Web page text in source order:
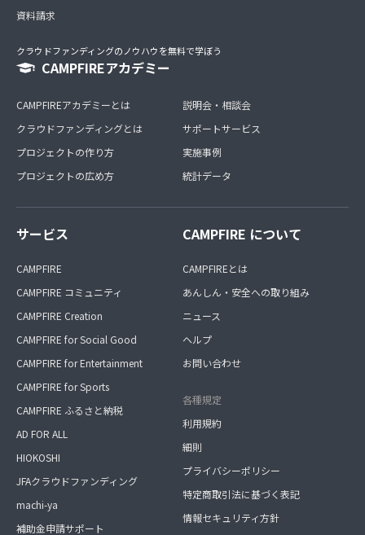
資料請求
クラウドファンディングのノウハウを無料で学ぼう
CAMPFIREアカデミー
CAMPFIREアカデミーとは
クラウドファンディングとは
プロジェクトの作り方
プロジェクトの広め方
説明会・相談会
サポートサービス
実施事例
統計データ
サービス
CAMPFIRE
CAMPFIRE コミュニティ
CAMPFIRE Creation
CAMPFIRE for Social Good
CAMPFIRE for Entertainment
CAMPFIRE for Sports
CAMPFIRE ふるさと納税
AD FOR ALL
HIOKOSHI
JFAクラウドファンディング
machi-ya
補助金申請サポート
CAMPFIRE について
CAMPFIREとは
あんしん・安全への取り組み
ニュース
ヘルプ
お問い合わせ
各種規定
利用規約
細則
プライバシーポリシー
特定商取引法に基づく表記
情報セキュリティ方針